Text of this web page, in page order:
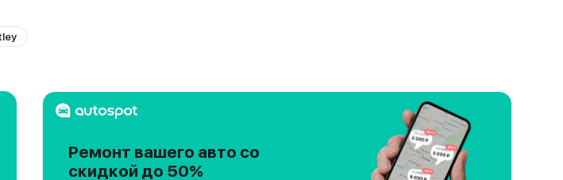
Ремонт вашего авто со
скидкой до 50%